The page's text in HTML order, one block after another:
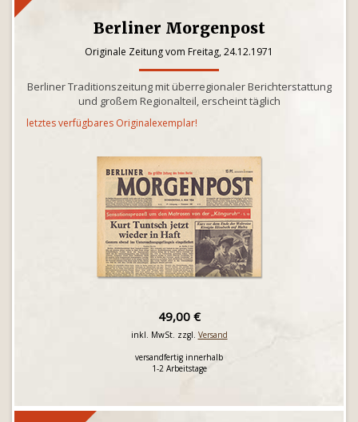
Berliner Morgenpost
Originale Zeitung vom Freitag, 24.12.1971
Berliner Traditionszeitung mit überregionaler Berichterstattung
und großem Regionalteil, erscheint täglich
letztes verfügbares Originalexemplar!
49,00 €
inkl. MwSt. zzgl. Versand
versandfertig innerhalb
1-2 Arbeitstage